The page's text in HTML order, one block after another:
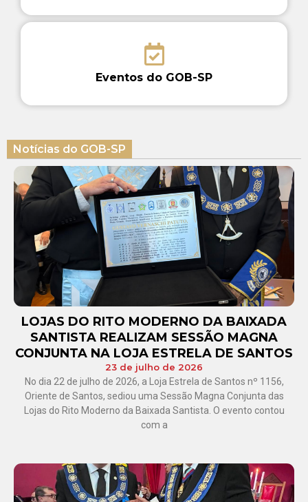
Eventos do GOB-SP
Notícias do GOB-SP
LOJAS DO RITO MODERNO DA BAIXADA
SANTISTA REALIZAM SESSÃO MAGNA
CONJUNTA NA LOJA ESTRELA DE SANTOS
23 de julho de 2026
No dia 22 de julho de 2026, a Loja Estrela de Santos nº 1156,
Oriente de Santos, sediou uma Sessão Magna Conjunta das
Lojas do Rito Moderno da Baixada Santista. O evento contou
com a